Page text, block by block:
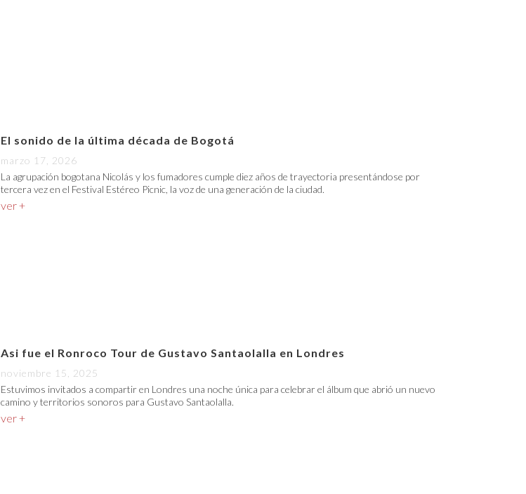
El sonido de la última década de Bogotá
marzo 17, 2026
La agrupación bogotana Nicolás y los fumadores cumple diez años de trayectoria presentándose por
tercera vez en el Festival Estéreo Picnic, la voz de una generación de la ciudad.
ver +
Asi fue el Ronroco Tour de Gustavo Santaolalla en Londres
noviembre 15, 2025
Estuvimos invitados a compartir en Londres una noche única para celebrar el álbum que abrió un nuevo
camino y territorios sonoros para Gustavo Santaolalla.
ver +